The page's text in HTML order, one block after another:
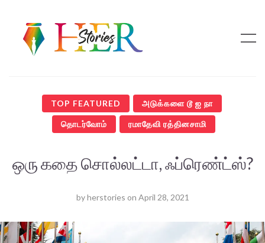
TOP FEATURED அடுக்களை டூ ஐ நா
தொடர்வோம் ரமாதேவி ரத்தினசாமி
ஒரு கதை சொல்லட்டா, ஃப்ரெண்ட்ஸ்?
byherstories on April 28, 2021